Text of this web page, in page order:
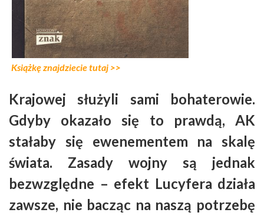
Książkę znajdziecie tutaj >>
Krajowej służyli sami bohaterowie.
Gdyby okazało się to prawdą, AK
stałaby się ewenementem na skalę
świata. Zasady wojny są jednak
bezwzględne – efekt Lucyfera działa
zawsze, nie bacząc na naszą potrzebę